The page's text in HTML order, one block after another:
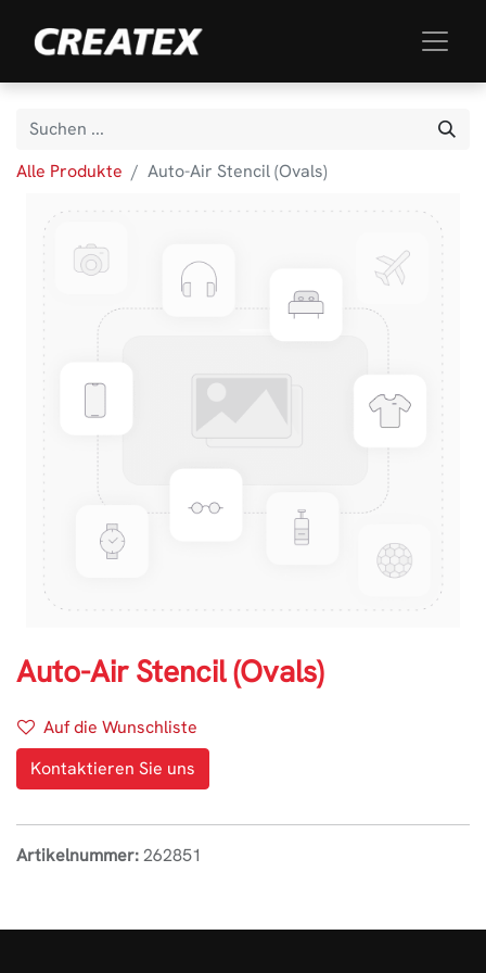
Alle Produkte Auto-Air Stencil (Ovals)
Auto-Air Stencil (Ovals)
Auf die Wunschliste
Kontaktieren Sie uns
Artikelnummer:262851